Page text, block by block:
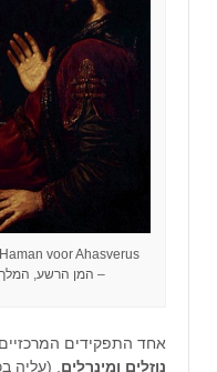
– המן הרשע,
אחד התפקידים
נוזלים ומינרלים , (עליה